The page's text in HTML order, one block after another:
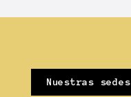
Nuestras sedes